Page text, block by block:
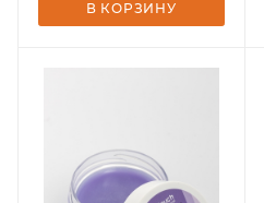
В КОРЗИНУ